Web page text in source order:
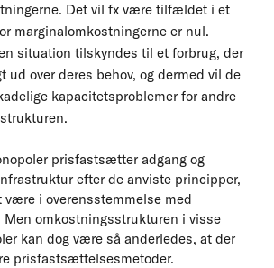
Det vil fx være tilfældet i et
marginalomkostningerne er nul.
situation tilskyndes til et forbrug, der
ud over deres behov, og dermed vil de
kapacitetsproblemer for andre
prisfastsætter adgang og
efter de anviste principper,
i overensstemmelse med
Men omkostningsstrukturen i visse
kan dog være så anderledes, at der
prisfastsættelsesmetoder.